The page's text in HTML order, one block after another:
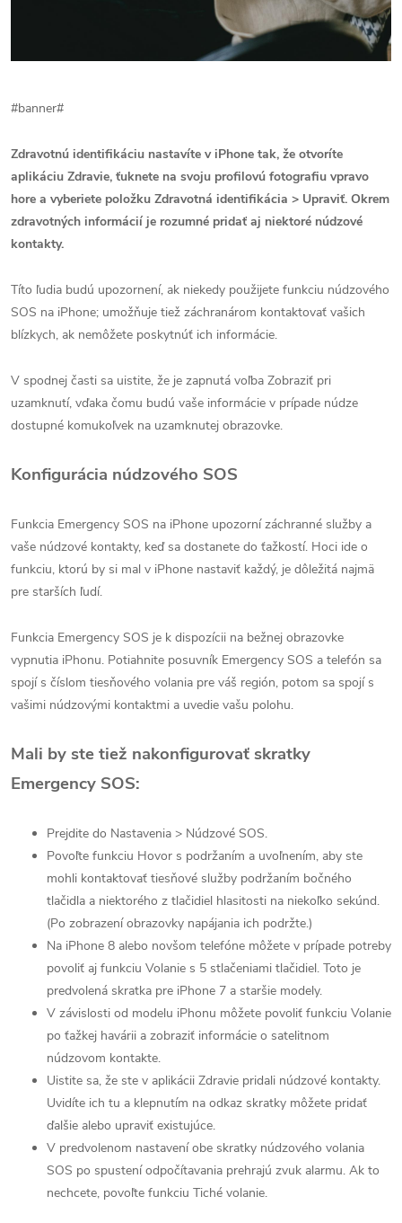
#banner#
Zdravotnú identifikáciu nastavíte v iPhone tak, že otvoríte
aplikáciu Zdravie, ťuknete na svoju profilovú fotografiu vpravo
hore a vyberiete položku Zdravotná identifikácia > Upraviť. Okrem
zdravotných informácií je rozumné pridať aj niektoré núdzové
kontakty.
Títo ľudia budú upozornení, ak niekedy použijete funkciu núdzového
SOS na iPhone; umožňuje tiež záchranárom kontaktovať vašich
blízkych, ak nemôžete poskytnúť ich informácie.
V spodnej časti sa uistite, že je zapnutá voľba Zobraziť pri
uzamknutí, vďaka čomu budú vaše informácie v prípade núdze
dostupné komukoľvek na uzamknutej obrazovke.
Konfigurácia núdzového SOS
Funkcia Emergency SOS na iPhone upozorní záchranné služby a
vaše núdzové kontakty, keď sa dostanete do ťažkostí. Hoci ide o
funkciu, ktorú by si mal v iPhone nastaviť každý, je dôležitá najmä
pre starších ľudí.
Funkcia Emergency SOS je k dispozícii na bežnej obrazovke
vypnutia iPhonu. Potiahnite posuvník Emergency SOS a telefón sa
spojí s číslom tiesňového volania pre váš región, potom sa spojí s
vašimi núdzovými kontaktmi a uvedie vašu polohu.
Mali by ste tiež nakonfigurovať skratky
Emergency SOS:
Prejdite do Nastavenia > Núdzové SOS.
Povoľte funkciu Hovor s podržaním a uvoľnením, aby ste
mohli kontaktovať tiesňové služby podržaním bočného
tlačidla a niektorého z tlačidiel hlasitosti na niekoľko sekúnd.
(Po zobrazení obrazovky napájania ich podržte.)
Na iPhone 8 alebo novšom telefóne môžete v prípade potreby
povoliť aj funkciu Volanie s 5 stlačeniami tlačidiel. Toto je
predvolená skratka pre iPhone 7 a staršie modely.
V závislosti od modelu iPhonu môžete povoliť funkciu Volanie
po ťažkej havárii a zobraziť informácie o satelitnom
núdzovom kontakte.
Uistite sa, že ste v aplikácii Zdravie pridali núdzové kontakty.
Uvidíte ich tu a klepnutím na odkaz skratky môžete pridať
ďalšie alebo upraviť existujúce.
V predvolenom nastavení obe skratky núdzového volania
SOS po spustení odpočítavania prehrajú zvuk alarmu. Ak to
nechcete, povoľte funkciu Tiché volanie.